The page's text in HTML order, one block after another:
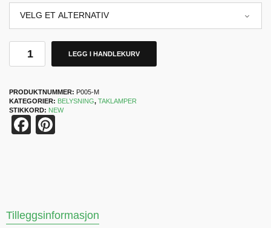
LEGG I HANDLEKURV
PRODUKTNUMMER: P005-M
KATEGORIER: BELYSNING, TAKLAMPER
STIKKORD: NEW
Facebook
Tilleggsinformasjon